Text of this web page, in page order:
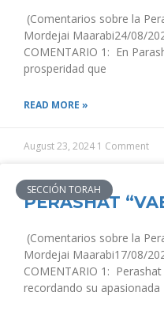
(Comentarios sobre la
Mordejai Maarabi24/08/
COMENTARIO 1: En
prosperidad que
READ MORE »
August 23, 2024 1 Comment
SECCIÓN TORAH
PERASHAT
(Comentarios sobre la
Mordejai Maarabi17/08/
COMENTARIO 1:
recordando su apasionada